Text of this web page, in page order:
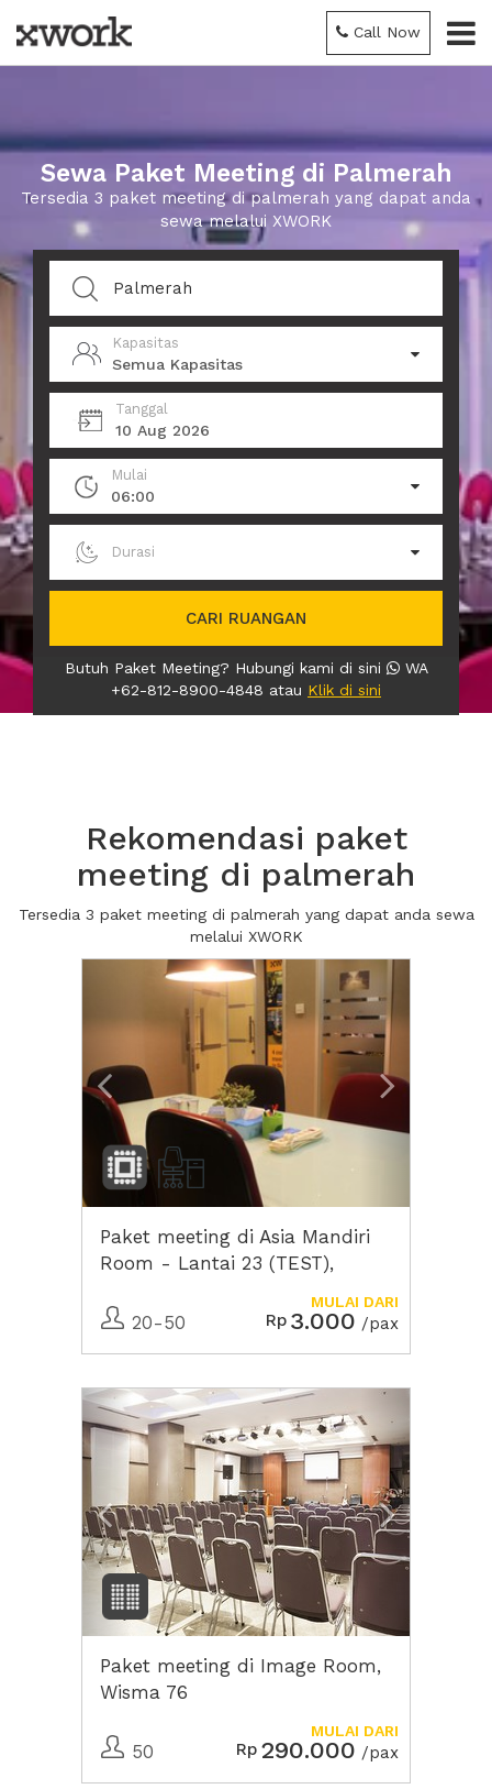
Call Now
Sewa Paket Meeting di Palmerah
Tersedia 3 paket meeting di palmerah yang dapat anda
sewa melalui XWORK
Kapasitas
Semua Kapasitas
Tanggal
10 Aug 2026
Mulai
06:00
Durasi
CARI RUANGAN
Butuh Paket Meeting? Hubungi kami di sini
WA
+62-812-8900-4848 atau Klik di sini
Rekomendasi paket
meeting di palmerah
Tersedia 3 paket meeting di palmerah yang dapat anda sewa
melalui XWORK
Previous
Paket meeting di Asia Mandiri
Room - Lantai 23 (TEST),
20-50
Rp 3.000 /pax
MULAI DARI
Previous Next2
Paket meeting di Image Room,
Wisma 76
50 Rp 290.000 /pax
MULAI DARI